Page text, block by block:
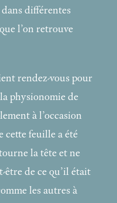
différentes
l’on retrouve
rendez-vous pour
physionomie de
à l’occasion
cette feuille a été
la tête et ne
être de ce qu’il était
les autres à